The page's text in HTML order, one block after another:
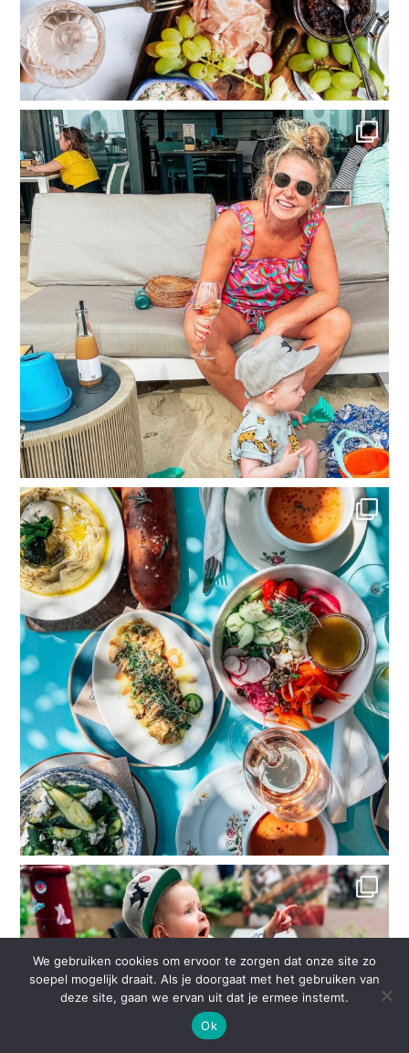
We gebruiken cookies om ervoor te zorgen dat onze site zo
soepel mogelijk draait. Als je doorgaat met het gebruiken van
deze site, gaan we ervan uit dat je ermee instemt.
Ok